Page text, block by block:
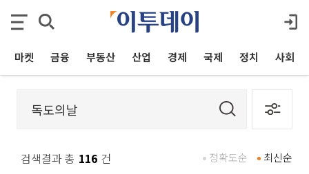
마켓 금융 부동산 산업 경제 국제 정치 사회
검색결과 총 116 건 최신순
정확도순